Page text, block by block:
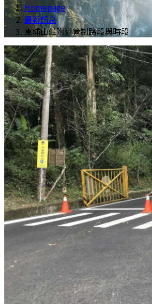
Homepage
最新訊息
東埔山莊附近管制路段與時段